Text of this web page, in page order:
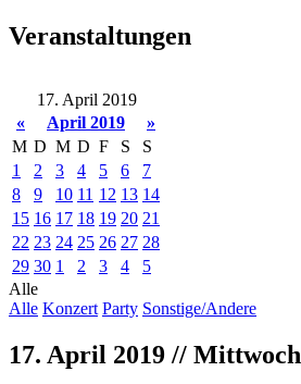
Veranstaltungen
17. April 2019
«
April 2019
»
M D M D F S
S
1
2 3 4 5 6
7
8
9 10 11 12 13 14
15 16 17 18 19 20 21
22 23 24 25 26 27 28
29 30 1 2 3 4
5
Alle
Alle Konzert Party Sonstige/Andere
17. April 2019 // Mittwoch